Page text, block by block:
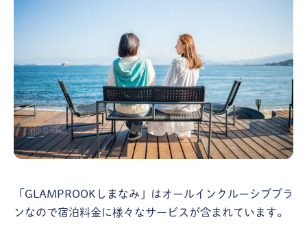
「GLAMPROOKしまなみ」はオールインクルーシブプラ
ンなので宿泊料金に様々なサービスが含まれています。